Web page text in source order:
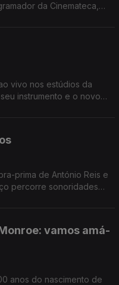
da Cinemateca,
vivo nos estúdios da
instrumento e o novo
prima de António Reis e
percorre sonoridades
vamos amá-
anos do nascimento de